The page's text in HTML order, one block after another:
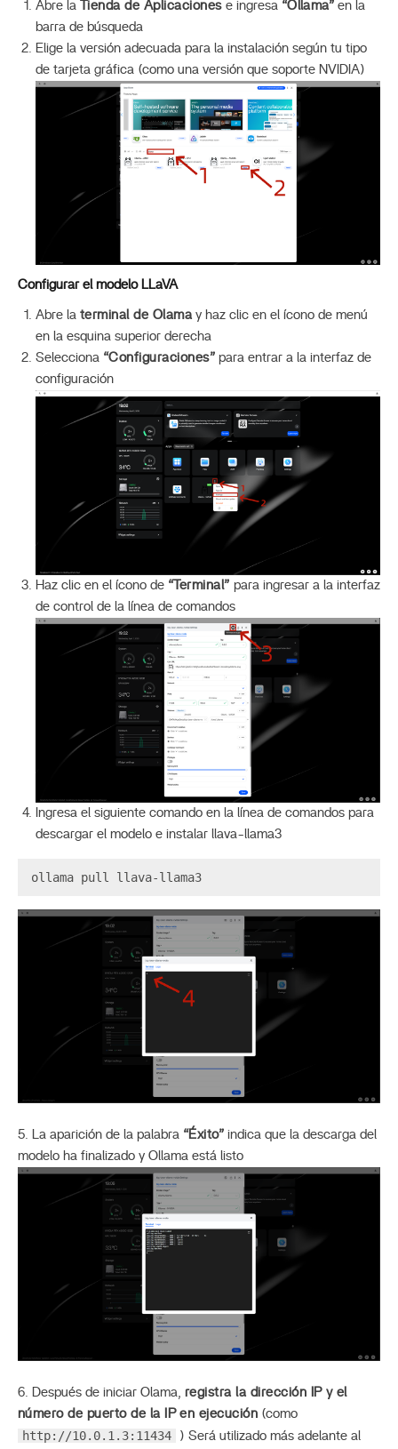
Abre la Tienda de Aplicacionese ingresa “Ollama” en la
barra de búsqueda
Elige la versión adecuada para la instalación según tu tipo
de tarjeta gráfica (como una versión que soporte NVIDIA)
Configurar el modelo LLaVA
Abre la terminal de Olama y haz clic en el ícono de menú
en la esquina superior derecha
Selecciona “Configuraciones” para entrar a la interfaz de
configuración
Haz clic en el ícono de “Terminal” para ingresar a la interfaz
de control de la línea de comandos
Ingresa el siguiente comando en la línea de comandos para
descargar el modelo e instalar llava-llama3
5. La aparición de la palabra “Éxito” indica que la descarga del
modelo ha finalizado y Ollama está listo
6. Después de iniciar Olama, registra la dirección IP y el
número de puerto de la IP en ejecución (como
http://10.0.1.3:11434
) Será utilizado más adelante al